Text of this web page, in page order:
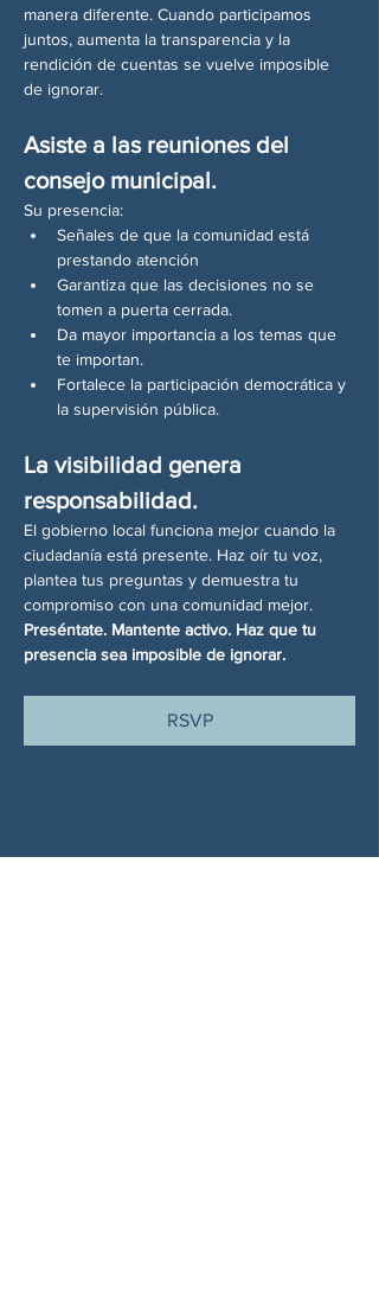
manera diferente. Cuando participamos
juntos, aumenta la transparencia y la
rendición de cuentas se vuelve imposible
de ignorar.
Asiste a las reuniones del
consejo municipal.
Su presencia:
Señales de que la comunidad está
prestando atención
Garantiza que las decisiones no se
tomen a puerta cerrada.
Da mayor importancia a los temas que
te importan.
Fortalece la participación democrática y
la supervisión pública.
La visibilidad genera
responsabilidad.
El gobierno local funciona mejor cuando la
ciudadanía está presente. Haz oír tu voz,
plantea tus preguntas y demuestra tu
compromiso con una comunidad mejor.
Preséntate. Mantente activo. Haz que tu
presencia sea imposible de ignorar.
RSVP